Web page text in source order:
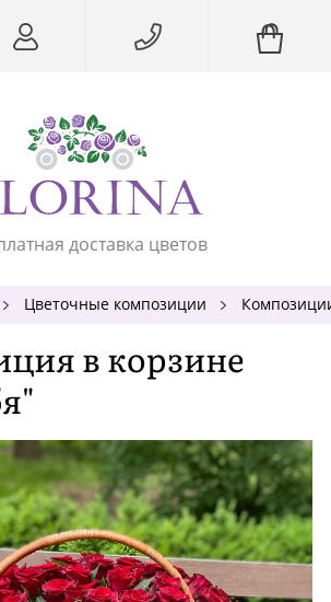
доставка цветов
Цветочные композиции
в корзине